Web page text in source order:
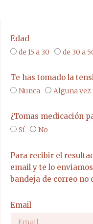
Edad
de 15 a 30 de 30 a
Te has tomado la
Nunca Alguna vez
¿Tomas medicación
Sí No
Para recibir el
email y te lo
bandeja de correo no
Email